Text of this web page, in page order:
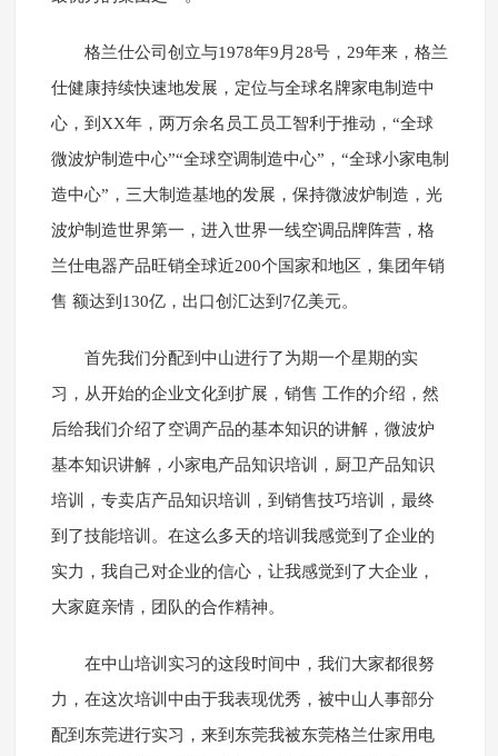
格兰仕公司创立与1978年9月28号，29年来，格兰
仕健康持续快速地发展，定位与全球名牌家电制造中
心，到XX年，两万余名员工员工智利于推动，“全球
微波炉制造中心”“全球空调制造中心”，“全球小家电制
造中心”，三大制造基地的发展，保持微波炉制造，光
波炉制造世界第一，进入世界一线空调品牌阵营，格
兰仕电器产品旺销全球近200个国家和地区，集团年销
售 额达到130亿，出口创汇达到7亿美元。
首先我们分配到中山进行了为期一个星期的实
习，从开始的企业文化到扩展，销售 工作的介绍，然
后给我们介绍了空调产品的基本知识的讲解，微波炉
基本知识讲解，小家电产品知识培训，厨卫产品知识
培训，专卖店产品知识培训，到销售技巧培训，最终
到了技能培训。在这么多天的培训我感觉到了企业的
实力，我自己对企业的信心，让我感觉到了大企业，
大家庭亲情，团队的合作精神。
在中山培训实习的这段时间中，我们大家都很努
力，在这次培训中由于我表现优秀，被中山人事部分
配到东莞进行实习，来到东莞我被东莞格兰仕家用电